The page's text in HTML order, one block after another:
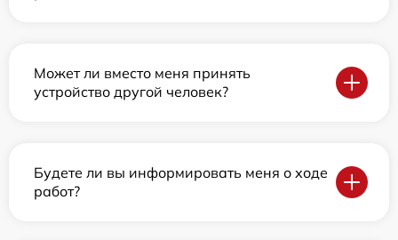
Может ли вместо меня принять
устройство другой человек?
Будете ли вы информировать меня о ходе
работ?